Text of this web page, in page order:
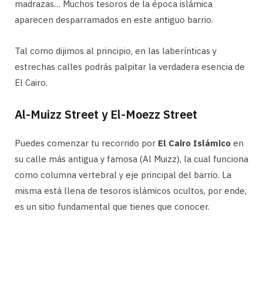
madrazas… Muchos tesoros de la época islámica
aparecen desparramados en este antiguo barrio.
Tal como dijimos al principio, en las laberínticas y
estrechas calles podrás palpitar la verdadera esencia de
El Cairo.
Al-Muizz Street y El-Moezz Street
Puedes comenzar tu recorrido por El Cairo Islámico en
su calle más antigua y famosa (Al Muizz), la cual funciona
como columna vertebral y eje principal del barrio. La
misma está llena de tesoros islámicos ocultos, por ende,
es un sitio fundamental que tienes que conocer.